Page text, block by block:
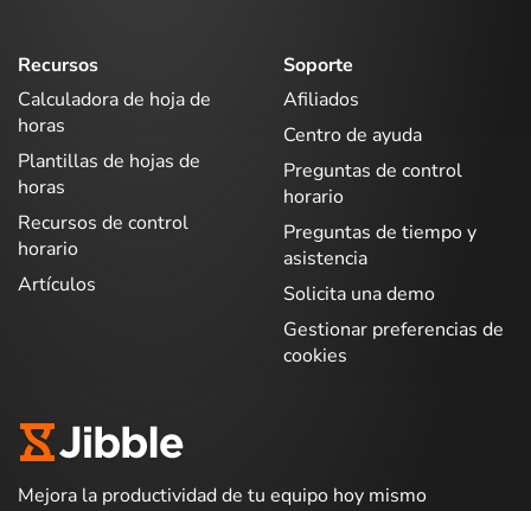
Recursos
Calculadora de hoja de
horas
Plantillas de hojas de
horas
Recursos de control
horario
Artículos
Soporte
Afiliados
Centro de ayuda
Preguntas de control
horario
Preguntas de tiempo y
asistencia
Solicita una demo
Gestionar preferencias de
cookies
Mejora la productividad de tu equipo hoy mismo